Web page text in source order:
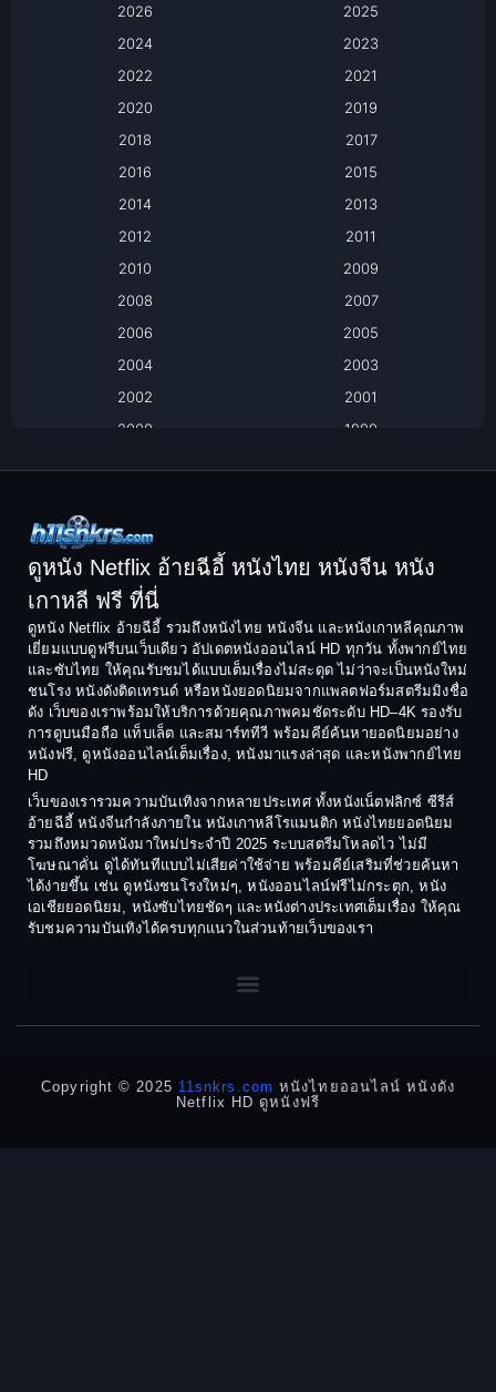
Based on a True Story เรื่องจริง
Based on a True Story เรื่องจริง
Comedy ตลก
Coming-of-age ชีวิตวัยรุ่น
Crime อาชญากรรม
Crime อาชญากรรม
Culture
Dance เต้น
Dark Comedy ตลกร้าย
DC
Detective สืบสวน
2026
2025
2024
2023
2022
2021
2020
2019
2018
2017
2016
2015
2014
2013
2012
2011
2010
2009
2008
2007
2006
2005
2004
2003
2002
2001
2000
1999
1994
1992
1991
1990
1988
1987
1986
1985
1984
1983
1982
1981
1980
1978
1974
1973
1972
1971
1970
1969
1968
1964
ดูหนัง Netflix อ้ายฉีอี้ หนังไทย หนังจีน หนัง
เกาหลี ฟรี ที่นี่
ดูหนัง Netflix อ้ายฉีอี้ รวมถึงหนังไทย หนังจีน และหนังเกาหลีคุณภาพ
เยี่ยมแบบดูฟรีบนเว็บเดียว อัปเดตหนังออนไลน์ HD ทุกวัน ทั้งพากย์ไทย
และซับไทย ให้คุณรับชมได้แบบเต็มเรื่องไม่สะดุด ไม่ว่าจะเป็นหนังใหม่
ชนโรง หนังดังติดเทรนด์ หรือหนังยอดนิยมจากแพลตฟอร์มสตรีมมิงชื่อ
ดัง เว็บของเราพร้อมให้บริการด้วยคุณภาพคมชัดระดับ HD–4K รองรับ
การดูบนมือถือ แท็บเล็ต และสมาร์ททีวี พร้อมคีย์ค้นหายอดนิยมอย่าง
หนังฟรี, ดูหนังออนไลน์เต็มเรื่อง, หนังมาแรงล่าสุด และหนังพากย์ไทย
HD
เว็บของเรารวมความบันเทิงจากหลายประเทศ ทั้งหนังเน็ตฟลิกซ์ ซีรีส์
อ้ายฉีอี้ หนังจีนกำลังภายใน หนังเกาหลีโรแมนติก หนังไทยยอดนิยม
รวมถึงหมวดหนังมาใหม่ประจำปี 2025 ระบบสตรีมโหลดไว ไม่มี
โฆษณาคั่น ดูได้ทันทีแบบไม่เสียค่าใช้จ่าย พร้อมคีย์เสริมที่ช่วยค้นหา
ได้ง่ายขึ้น เช่น ดูหนังชนโรงใหม่ๆ, หนังออนไลน์ฟรีไม่กระตุก, หนัง
เอเชียยอดนิยม, หนังซับไทยชัดๆ และหนังต่างประเทศเต็มเรื่อง ให้คุณ
รับชมความบันเทิงได้ครบทุกแนวในส่วนท้ายเว็บของเรา
Copyright © 2025 11snkrs.com หนังไทยออนไลน์ หนังดัง
Netflix HD ดูหนังฟรี